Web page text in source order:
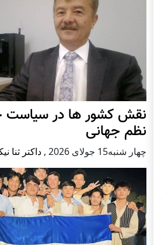
نقش کشور ها در سیاست
نظم جهانی
چهار شنبه15 جولای 2026 , داکتر ثنا